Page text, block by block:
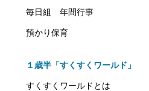
毎日組 年間行事
預かり保育
１歳半「すくすくワールド」
すくすくワールドとは